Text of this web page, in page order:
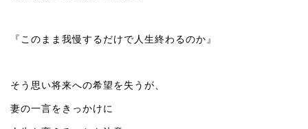
『このまま我慢するだけで人生終わるのか』
そう思い将来への希望を失うが、
妻の一言をきっかけに